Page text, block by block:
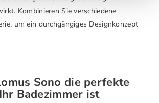
Kombinieren Sie verschiedene
um ein durchgängiges Designkonzept
Sono die perfekte
Badezimmer ist